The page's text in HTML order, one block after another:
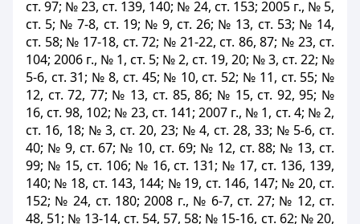
ст. 97; № 23, ст. 139, 140; № 24, ст. 153; 2005 г., № 5,
ст. 5; № 7-8, ст. 19; № 9, ст. 26; № 13, ст. 53; № 14,
ст. 58; № 17-18, ст. 72; № 21-22, ст. 86, 87; № 23, ст.
104; 2006 г., № 1, ст. 5; № 2, ст. 19, 20; № 3, ст. 22; №
5-6, ст. 31; № 8, ст. 45; № 10, ст. 52; № 11, ст. 55; №
12, ст. 72, 77; № 13, ст. 85, 86; № 15, ст. 92, 95; №
16, ст. 98, 102; № 23, ст. 141; 2007 г., № 1, ст. 4; № 2,
ст. 16, 18; № 3, ст. 20, 23; № 4, ст. 28, 33; № 5-6, ст.
40; № 9, ст. 67; № 10, ст. 69; № 12, ст. 88; № 13, ст.
99; № 15, ст. 106; № 16, ст. 131; № 17, ст. 136, 139,
140; № 18, ст. 143, 144; № 19, ст. 146, 147; № 20, ст.
152; № 24, ст. 180; 2008 г., № 6-7, ст. 27; № 12, ст.
48, 51; № 13-14, ст. 54, 57, 58; № 15-16, ст. 62; № 20,